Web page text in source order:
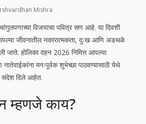
Mishra
विजयाचा पवित्र सण आहे. या दिवशी
जीवनातील नकारात्मकता, दुःख आणि अडथळे
जाते. होलिका दहन 2026 निमित्त आपल्या
नातेवाईकांना मनःपूर्वक शुभेच्छा पाठवण्यासाठी येथे
संदेश दिले आहेत.
म्हणजे काय?